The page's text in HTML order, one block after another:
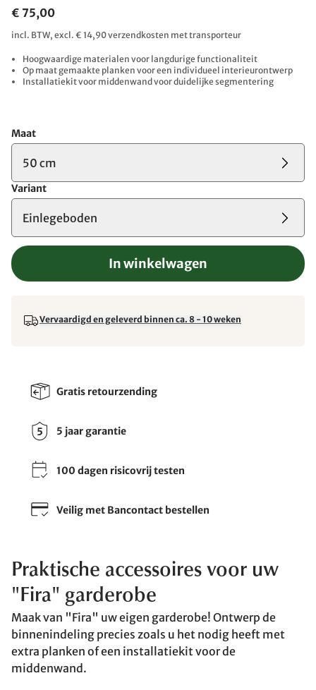
€ 75,00
incl. BTW, excl. € 14,90 verzendkosten met transporteur
Hoogwaardige materialen voor langdurige functionaliteit
Op maat gemaakte planken voor een individueel interieurontwerp
Installatiekit voor middenwand voor duidelijke segmentering
Maat
50 cm
Variant
Einlegeboden
In winkelwagen
Vervaardigd en geleverd binnen ca. 8 - 10 weken
Gratis retourzending
5 jaar garantie
100 dagen risicovrij testen
Veilig met Bancontact bestellen
Praktische accessoires voor uw
"Fira" garderobe
Maak van "Fira" uw eigen garderobe! Ontwerp de
binnenindeling precies zoals u het nodig heeft met
extra planken of een installatiekit voor de
middenwand.